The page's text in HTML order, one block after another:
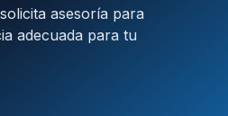
asesoría para
adecuada para tu